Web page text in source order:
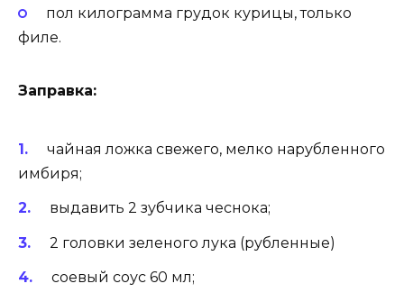
пол килограмма грудок курицы, только
филе.
Заправка:
чайная ложка свежего, мелко нарубленного
имбиря;
выдавить 2 зубчика чеснока;
2 головки зеленого лука (рубленные)
соевый соус 60 мл;